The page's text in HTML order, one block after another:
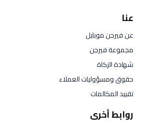
عنا
عن فيرجن موبايل
مجموعة فيرجن
شهادة الزكاة
حقوق ومسؤوليات العملاء
تقييد المكالمات
روابط أخرى